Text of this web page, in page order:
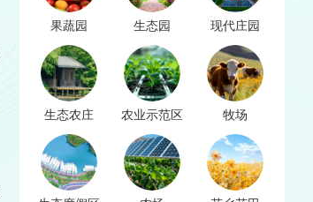
果蔬园 生态园 现代庄园
生态农庄 农业示范区 牧场